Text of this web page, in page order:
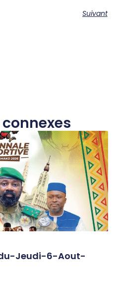
Suivant
Jeudi-6-Aout-